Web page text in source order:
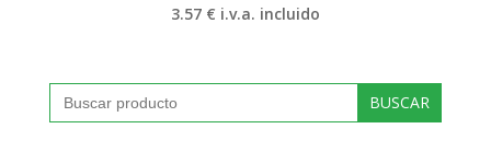
3.57 € i.v.a. incluido
Buscar: